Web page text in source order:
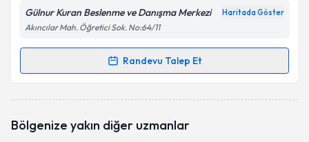
Gülnur Kuran Beslenme ve Danışma Merkezi Haritada Göster
Akıncılar Mah. Öğretici Sok. No:64/11
Randevu Talep Et
Randevu Takvimi Talebi
oluşturun. Size bu uzmandan randevu almanız için bir
Bölgenize yakın diğer uzmanlar